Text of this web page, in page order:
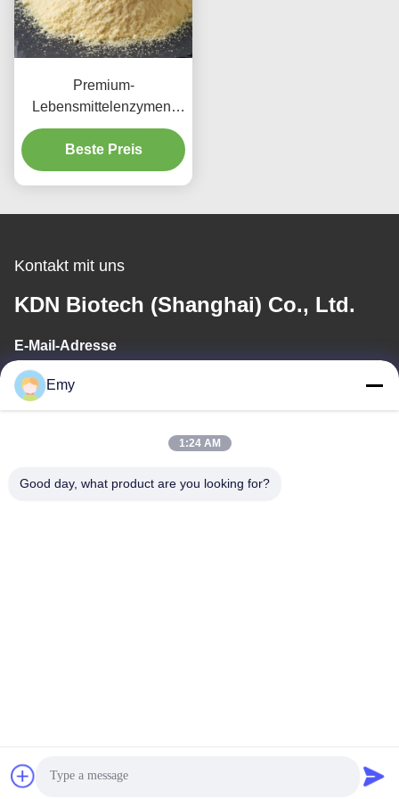
Premium-
Lebensmittelenzymen.
Hochaktivitätszellulose
für eine überlegene
Lebensmittelverarbeitung.
Beste Preis
Kontakt mit uns
KDN Biotech (Shanghai) Co., Ltd.
E-Mail-Adresse
panxy@vlandgroup.com
Unsere Adresse
Datenschutzrichtlinie
Emy
1:24 AM
Good day, what product are you looking for?